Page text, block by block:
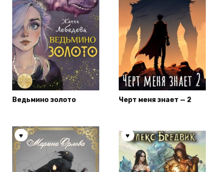
Ведьмино золото Черт меня знает — 2